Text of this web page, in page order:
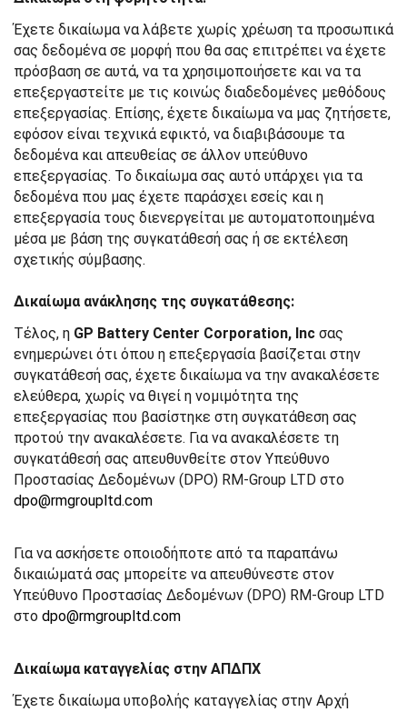
Έχετε δικαίωμα να λάβετε χωρίς χρέωση τα προσωπικά
σας δεδομένα σε μορφή που θα σας επιτρέπει να έχετε
πρόσβαση σε αυτά, να τα χρησιμοποιήσετε και να τα
επεξεργαστείτε με τις κοινώς διαδεδομένες μεθόδους
επεξεργασίας. Επίσης, έχετε δικαίωμα να μας ζητήσετε,
εφόσον είναι τεχνικά εφικτό, να διαβιβάσουμε τα
δεδομένα και απευθείας σε άλλον υπεύθυνο
επεξεργασίας. Το δικαίωμα σας αυτό υπάρχει για τα
δεδομένα που μας έχετε παράσχει εσείς και η
επεξεργασία τους διενεργείται με αυτοματοποιημένα
μέσα με βάση της συγκατάθεσή σας ή σε εκτέλεση
σχετικής σύμβασης.
Δικαίωμα ανάκλησης της συγκατάθεσης:
Τέλος, η GP Battery Center Corporation, Inc σας
ενημερώνει ότι όπου η επεξεργασία βασίζεται στην
συγκατάθεσή σας, έχετε δικαίωμα να την ανακαλέσετε
ελεύθερα, χωρίς να θιγεί η νομιμότητα της
επεξεργασίας που βασίστηκε στη συγκατάθεση σας
προτού την ανακαλέσετε. Για να ανακαλέσετε τη
συγκατάθεσή σας απευθυνθείτε στον Υπεύθυνο
Προστασίας Δεδομένων (DPO) RM-Group LTD στο
dpo@rmgroupltd.com
Για να ασκήσετε οποιοδήποτε από τα παραπάνω
δικαιώματά σας μπορείτε να απευθύνεστε στον
Υπεύθυνο Προστασίας Δεδομένων (DPO) RM-Group LTD
στο dpo@rmgroupltd.com
Δικαίωμα καταγγελίας στην ΑΠΔΠΧ
Έχετε δικαίωμα υποβολής καταγγελίας στην Αρχή